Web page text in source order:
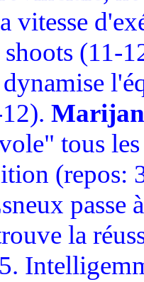
vitesse
(11-
tous les
(repos:
passe
la